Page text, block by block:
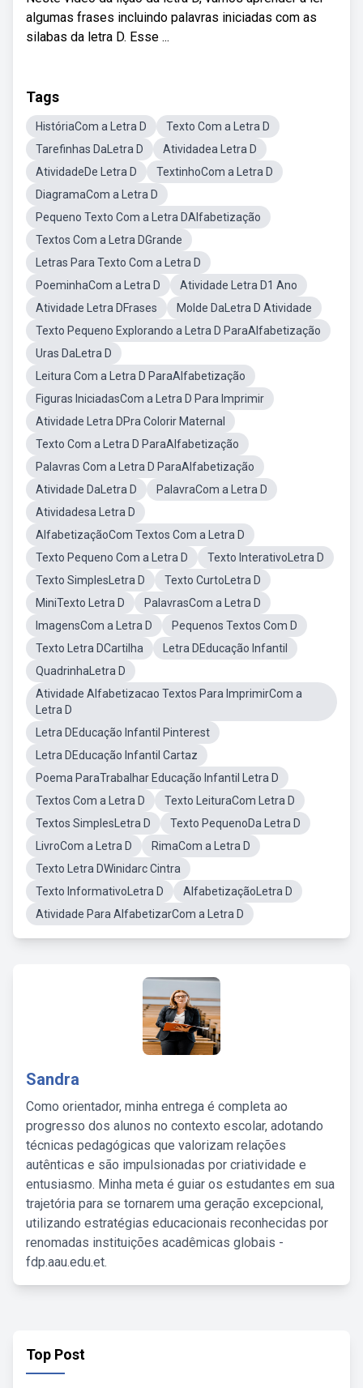
algumas frases incluindo palavras iniciadas com as
silabas da letra D. Esse ...
Tags
HistóriaCom a Letra D
Texto Com a Letra D
Tarefinhas DaLetra D
Atividadea Letra D
AtividadeDe Letra D
TextinhoCom a Letra D
DiagramaCom a Letra D
Pequeno Texto Com a Letra DAlfabetização
Textos Com a Letra DGrande
Letras Para Texto Com a Letra D
PoeminhaCom a Letra D
Atividade Letra D1 Ano
Atividade Letra DFrases
Molde DaLetra D Atividade
Texto Pequeno Explorando a Letra D ParaAlfabetização
Uras DaLetra D
Leitura Com a Letra D ParaAlfabetização
Figuras IniciadasCom a Letra D Para Imprimir
Atividade Letra DPra Colorir Maternal
Texto Com a Letra D ParaAlfabetização
Palavras Com a Letra D ParaAlfabetização
Atividade DaLetra D
PalavraCom a Letra D
Atividadesa Letra D
AlfabetizaçãoCom Textos Com a Letra D
Texto Pequeno Com a Letra D
Texto InterativoLetra D
Texto SimplesLetra D
Texto CurtoLetra D
MiniTexto Letra D
PalavrasCom a Letra D
ImagensCom a Letra D
Pequenos Textos Com D
Texto Letra DCartilha
Letra DEducação Infantil
QuadrinhaLetra D
Atividade Alfabetizacao Textos Para ImprimirCom a
Letra D
Letra DEducação Infantil Pinterest
Letra DEducação Infantil Cartaz
Poema ParaTrabalhar Educação Infantil Letra D
Textos Com a Letra D
Texto LeituraCom Letra D
Textos SimplesLetra D
Texto PequenoDa Letra D
LivroCom a Letra D
RimaCom a Letra D
Texto Letra DWinidarc Cintra
Texto InformativoLetra D
AlfabetizaçãoLetra D
Atividade Para AlfabetizarCom a Letra D
Sandra
Como orientador, minha entrega é completa ao
progresso dos alunos no contexto escolar, adotando
técnicas pedagógicas que valorizam relações
autênticas e são impulsionadas por criatividade e
entusiasmo. Minha meta é guiar os estudantes em sua
trajetória para se tornarem uma geração excepcional,
utilizando estratégias educacionais reconhecidas por
renomadas instituições acadêmicas globais -
fdp.aau.edu.et.
Top Post